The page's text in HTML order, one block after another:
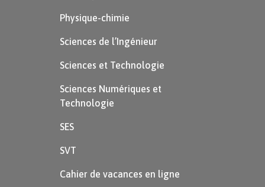
Physique-chimie
Sciences de l’Ingénieur
Sciences et Technologie
Sciences Numériques et
Technologie
SES
SVT
Cahier de vacances en ligne